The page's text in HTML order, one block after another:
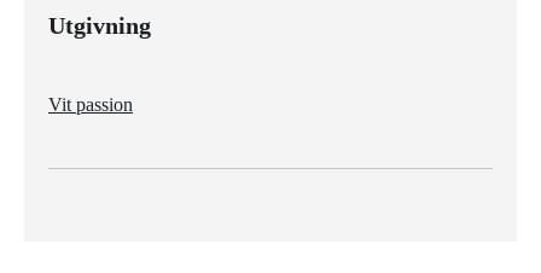
Utgivning
Vit passion